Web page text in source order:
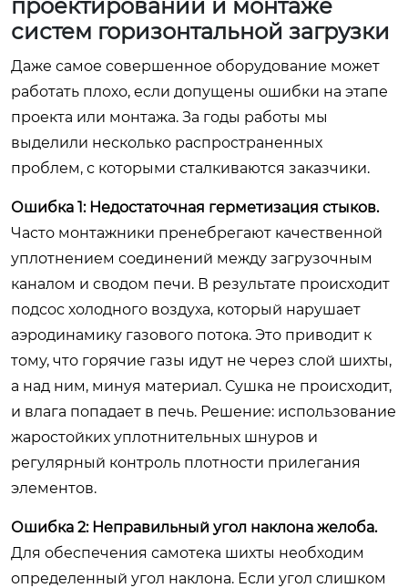
проектировании и монтаже
систем горизонтальной загрузки
Даже самое совершенное оборудование может
работать плохо, если допущены ошибки на этапе
проекта или монтажа. За годы работы мы
выделили несколько распространенных
проблем, с которыми сталкиваются заказчики.
Ошибка 1: Недостаточная герметизация стыков.
Часто монтажники пренебрегают качественной
уплотнением соединений между загрузочным
каналом и сводом печи. В результате происходит
подсос холодного воздуха, который нарушает
аэродинамику газового потока. Это приводит к
тому, что горячие газы идут не через слой шихты,
а над ним, минуя материал. Сушка не происходит,
и влага попадает в печь. Решение: использование
жаростойких уплотнительных шнуров и
регулярный контроль плотности прилегания
элементов.
Ошибка 2: Неправильный угол наклона желоба.
Для обеспечения самотека шихты необходим
определенный угол наклона. Если угол слишком